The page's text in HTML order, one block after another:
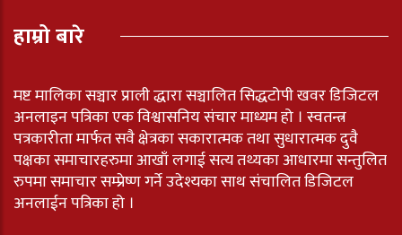
हाम्रो बारे
मष्ट मालिका सञ्चार प्राली द्धारा सञ्चालित सिद्धटोपी खवर डिजिटल
अनलाइन पत्रिका एक विश्वासनिय संचार माध्यम हो । स्वतन्त्र
पत्रकारीता मार्फत सवै क्षेत्रका सकारात्मक तथा सुधारात्मक दुवै
पक्षका समाचारहरुमा आखाँ लगाई सत्य तथ्यका आधारमा सन्तुलित
रुपमा समाचार सम्प्रेष्ण गर्ने उदेश्यका साथ संचालित डिजिटल
अनलाईन पत्रिका हो ।